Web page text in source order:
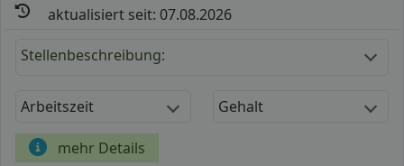
aktualisiert seit: 07.08.2026
Stellenbeschreibung:
Arbeitszeit Gehalt
mehr Details